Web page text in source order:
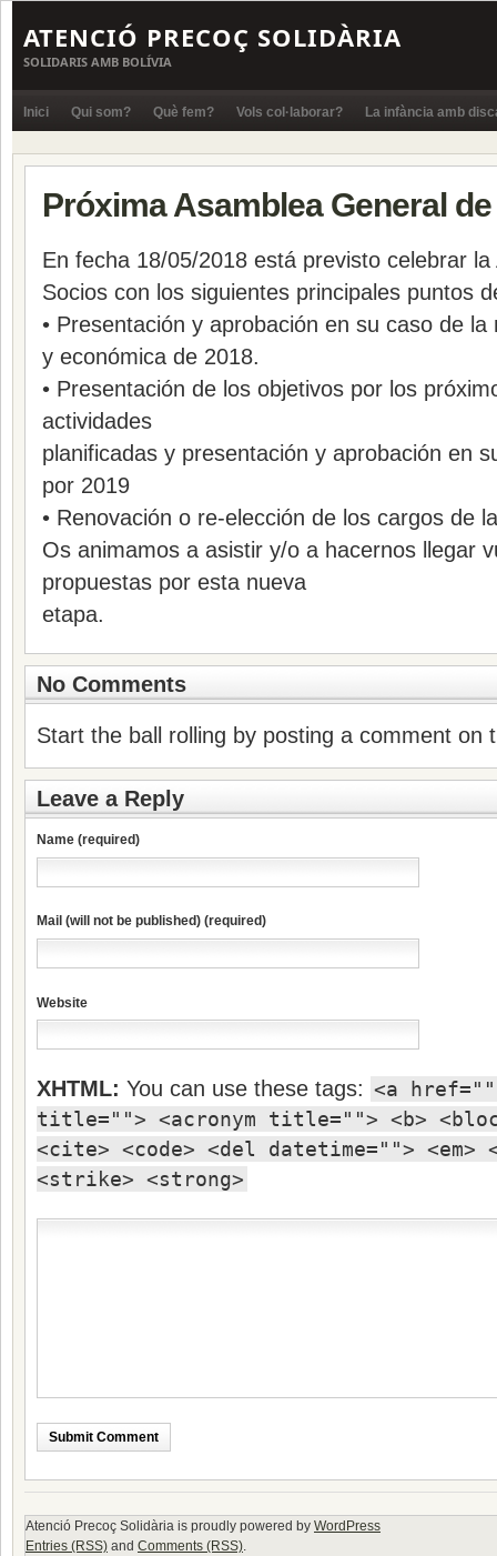
ATENCIÓ PRECOÇ SOLIDÀRIA
SOLIDARIS AMB BOLÍVIA
Inici Qui som? Què fem? Vols col·laborar? La infància amb
Próxima Asamblea General
En fecha 18/05/2018 está previsto celebrar
Socios con los siguientes principales puntos
• Presentación y aprobación en su caso de
y económica de 2018.
• Presentación de los objetivos por los
actividades
planificadas y presentación y aprobación en
por 2019
• Renovación o re-elección de los cargos de
Os animamos a asistir y/o a hacernos llegar
propuestas por esta nueva
etapa.
No Comments
Start the ball rolling by posting a comment on
Leave a Reply
Name (required)
Mail (will not be published) (required)
Website
XHTML: You can use these tags: <a
title=""> <acronym title=""> <b>
<cite> <code> <del datetime="">
<strike> <strong>
Atenció Precoç Solidària is proudly powered by WordPress
Entries (RSS) and Comments (RSS).